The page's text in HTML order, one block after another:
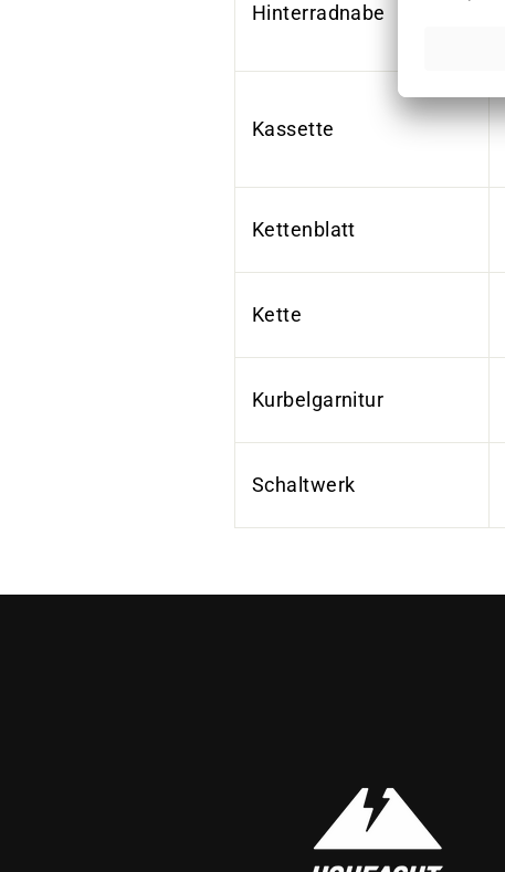
Hinterradnabe
Kassette
Kettenblatt
Kette
Kurbelgarnitur
Schaltwerk